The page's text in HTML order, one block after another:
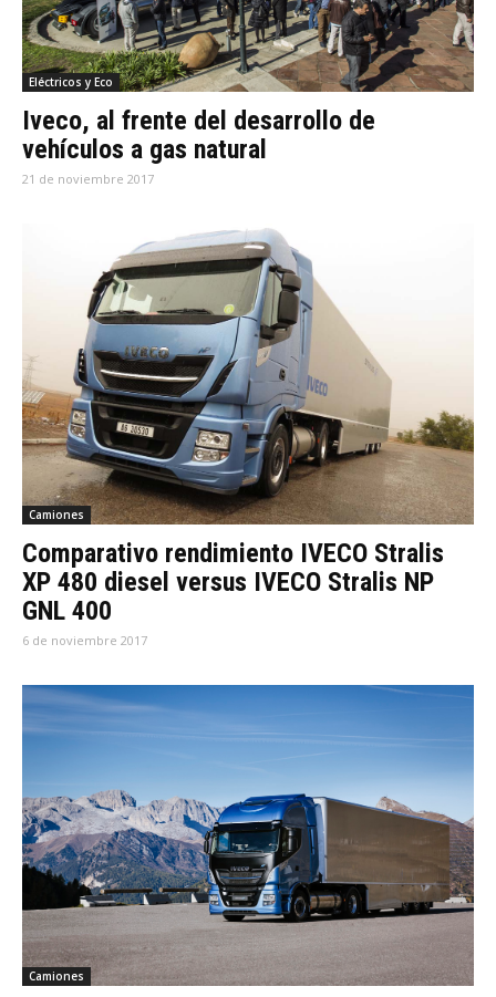
Eléctricos y Eco
Iveco, al frente del desarrollo de
vehículos a gas natural
21 de noviembre 2017
Camiones
Comparativo rendimiento IVECO Stralis
XP 480 diesel versus IVECO Stralis NP
GNL 400
6 de noviembre 2017
Camiones